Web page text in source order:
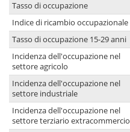
Tasso di occupazione
Indice di ricambio occupazionale
Tasso di occupazione 15-29 anni
Incidenza dell'occupazione nel
settore agricolo
Incidenza dell'occupazione nel
settore industriale
Incidenza dell'occupazione nel
settore terziario extracommercio